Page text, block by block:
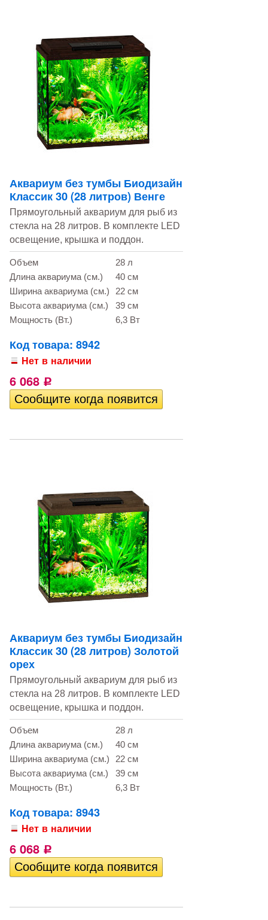
Аквариум без тумбы Биодизайн
Классик 30 (28 литров) Венге
Прямоугольный аквариум для рыб из
стекла на 28 литров. В комплекте LED
освещение, крышка и поддон.
Объем
28 л
Длина аквариума (см.)
40 см
Ширина аквариума (см.)
22 см
Высота аквариума (см.)
39 см
Мощность (Вт.)
6,3 Вт
Код товара: 8942
Нет в наличии
6 068 Р
Аквариум без тумбы Биодизайн
Классик 30 (28 литров) Золотой
орех
Прямоугольный аквариум для рыб из
стекла на 28 литров. В комплекте LED
освещение, крышка и поддон.
Объем
28 л
Длина аквариума (см.)
40 см
Ширина аквариума (см.)
22 см
Высота аквариума (см.)
39 см
Мощность (Вт.)
6,3 Вт
Код товара: 8943
Нет в наличии
6 068 Р